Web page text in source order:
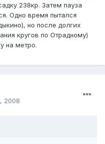
238кр. Затем пауза
Одно время пытался
но после долгих
кругов по Отрадному)
на метро.
2008